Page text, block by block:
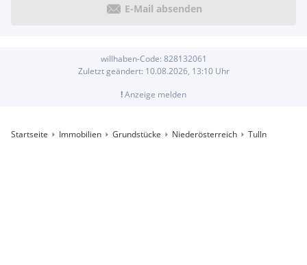
E-Mail absenden
willhaben-Code: 828132061
Zuletzt geändert: 10.08.2026, 13:10Uhr
!Anzeige melden
Startseite Immobilien Grundstücke Niederösterreich Tulln